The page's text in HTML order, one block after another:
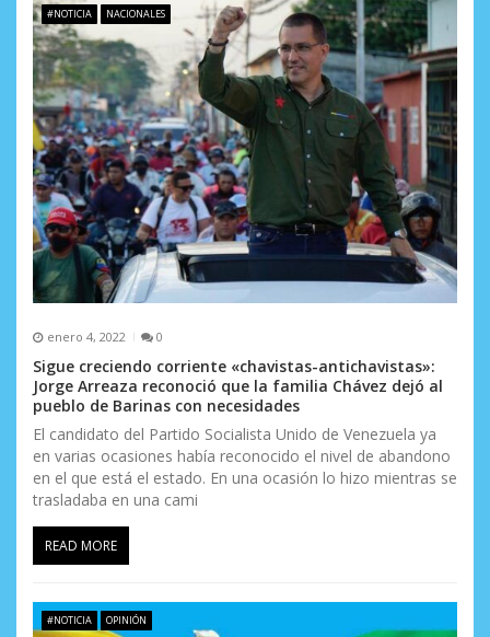
#NOTICIA NACIONALES
enero 4, 2022 0
Sigue creciendo corriente «chavistas-antichavistas»:
Jorge Arreaza reconoció que la familia Chávez dejó al
pueblo de Barinas con necesidades
El candidato del Partido Socialista Unido de Venezuela ya
en varias ocasiones había reconocido el nivel de abandono
en el que está el estado. En una ocasión lo hizo mientras se
trasladaba en una cami
READ MORE
#NOTICIA OPINIÓN